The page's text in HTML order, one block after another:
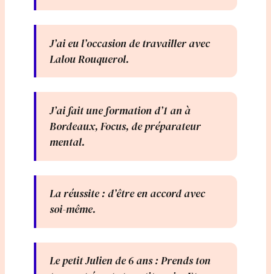
J’ai eu l’occasion de travailler avec
Lalou Rouquerol.
J’ai fait une formation d’1 an à
Bordeaux, Focus, de préparateur
mental.
La réussite : d’être en accord avec
soi-même.
Le petit Julien de 6 ans : Prends ton